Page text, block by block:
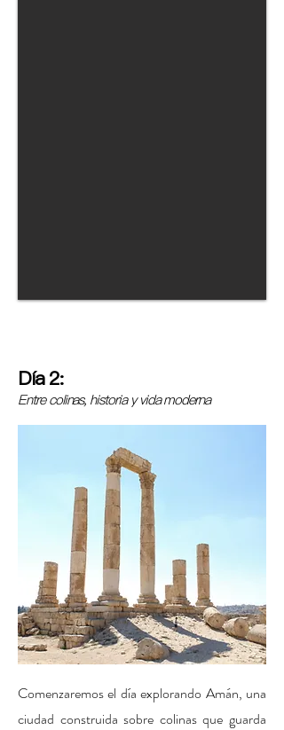
Día 2:
Entre colinas, historia y vida moderna
Comenzaremos el día explorando Amán, una
ciudad construida sobre colinas que guarda